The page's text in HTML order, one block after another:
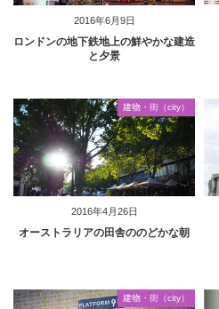
2016年6月9日
ロンドンの地下鉄地上の鮮やかな建造
と夕景
2016年4月26日
建物・街（city）
オーストラリアの田舎ののどかな朝
建物・街（city）